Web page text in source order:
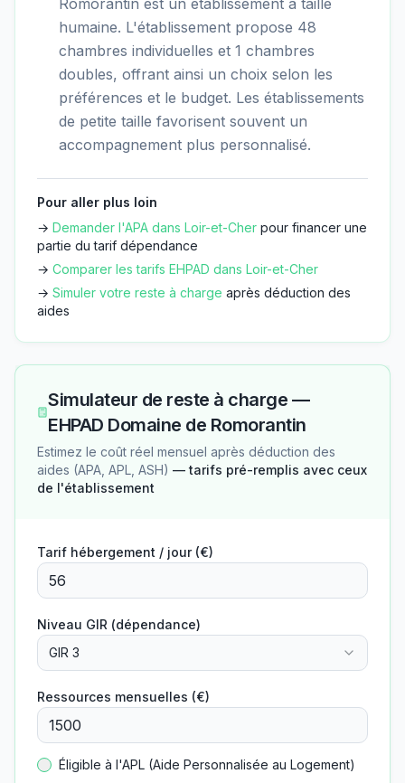
humaine. L'établissement propose 48
chambres individuelles et 1 chambres
doubles, offrant ainsi un choix selon les
préférences et le budget. Les établissements
de petite taille favorisent souvent un
accompagnement plus personnalisé.
Pour aller plus loin
→ Demander l'APA dans Loir-et-Cher pour financer une
partie du tarif dépendance
→ Comparer les tarifs EHPAD dans Loir-et-Cher
→ Simuler votre reste à charge après déduction des
aides
Simulateur de reste à charge —
EHPAD Domaine de Romorantin
Estimez le coût réel mensuel après déduction des
aides (APA, APL, ASH) — tarifs pré-remplis avec ceux
de l'établissement
Tarif hébergement / jour (€)
Niveau GIR (dépendance)
GIR 3
Ressources mensuelles (€)
Éligible à l'APL (Aide Personnalisée au Logement)